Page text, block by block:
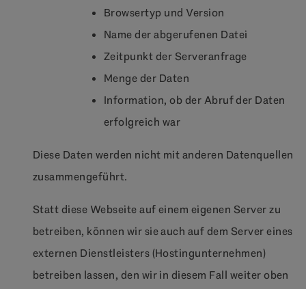
Browsertyp und Version
Name der abgerufenen Datei
Zeitpunkt der Serveranfrage
Menge der Daten
Information, ob der Abruf der Daten
erfolgreich war
Diese Daten werden nicht mit anderen Datenquellen
zusammengeführt.
Statt diese Webseite auf einem eigenen Server zu
betreiben, können wir sie auch auf dem Server eines
externen Dienstleisters (Hostingunternehmen)
betreiben lassen, den wir in diesem Fall weiter oben